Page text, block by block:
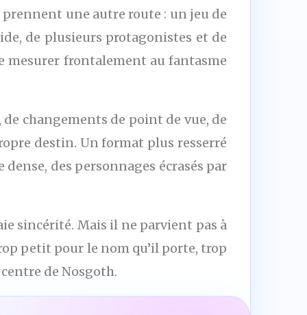
prennent une autre route : un jeu de
de plusieurs protagonistes et de
mesurer frontalement au fantasme
de changements de point de vue, de
destin. Un format plus resserré
des personnages écrasés par
sincérité. Mais il ne parvient pas à
petit pour le nom qu’il porte, trop
de Nosgoth.